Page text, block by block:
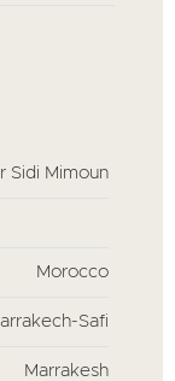
Sidi Mimoun
Morocco
Safi
Marrakesh